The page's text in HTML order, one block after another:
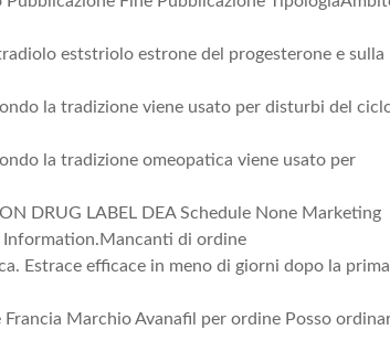
eststriolo estrone del progesterone e sulla
la tradizione viene usato per disturbi del
la tradizione omeopatica viene usato per
DRUG LABEL DEA Schedule None Marketing
di ordine
Estrace efficace in meno di giorni dopo la prima
Marchio Avanafil per ordine Posso